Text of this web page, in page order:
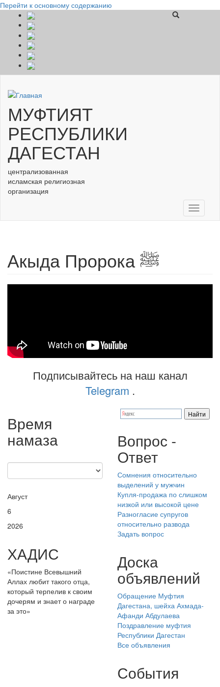
Перейти к основному содержанию
МУФТИЯТ
РЕСПУБЛИКИ
ДАГЕСТАН
централизованная
исламская религиозная
организация
Toggle
Акыда Пророка ﷺ
Подписывайтесь на наш канал
Telegram .
Время
намаза
Август
6
2026
ХАДИС
«Поистине Всевышний
Аллах любит такого отца,
который терпелив к своим
дочерям и знает о награде
за это»
Вопрос -
Ответ
Сомнения относительно
выделений у мужчин
Купля-продажа по слишком
низкой или высокой цене
Разногласие супругов
относительно развода
Задать вопрос
Доска
объявлений
Обращение Муфтия
Дагестана, шейха Ахмада-
Афанди Абдулаева
Поздравление муфтия
Республики Дагестан
Все объявления
События